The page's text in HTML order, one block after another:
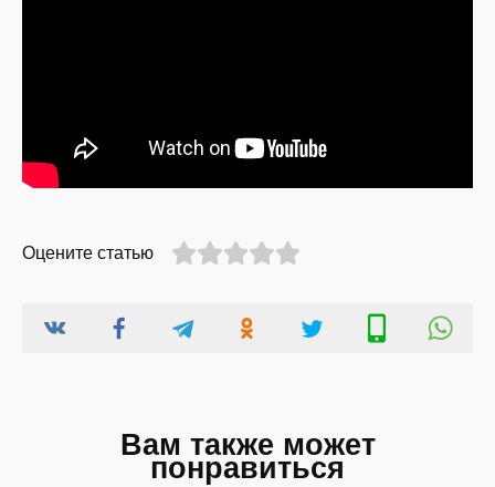
Оцените статью
Вам также может
понравиться